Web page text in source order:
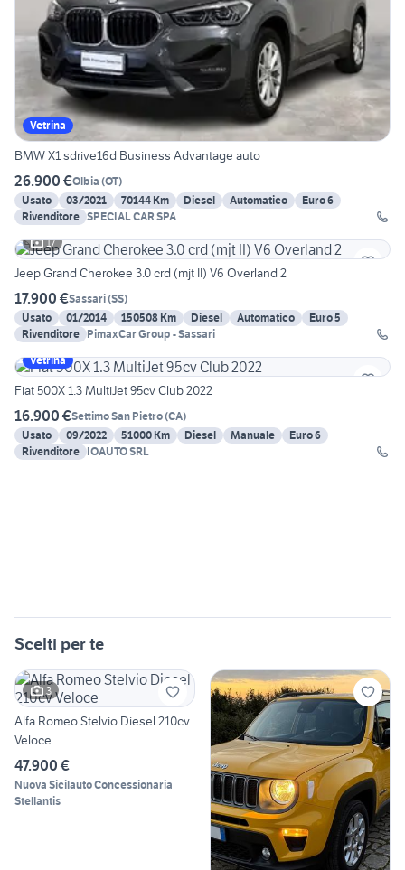
Vetrina
BMW X1 sdrive16d Business Advantage auto
26.900 €Olbia (OT)
Usato
03/2021 70144 Km Diesel Automatico
Euro 6
Rivenditore SPECIAL CAR SPA
17
Jeep Grand Cherokee 3.0 crd (mjt II) V6 Overland 2
17.900 €Sassari(SS)
Usato
01/2014 150508 Km Diesel Automatico
Euro 5
Rivenditore PimaxCar Group - Sassari
Vetrina
Fiat 500X 1.3 MultiJet 95cv Club 2022
16.900 €Settimo San Pietro(CA)
Usato
09/2022 51000 Km Diesel Manuale
Euro 6
Rivenditore IOAUTO SRL
Scelti per te
3
Alfa Romeo Stelvio Diesel 210cv
Veloce
47.900 €
Nuova Sicilauto Concessionaria
Stellantis